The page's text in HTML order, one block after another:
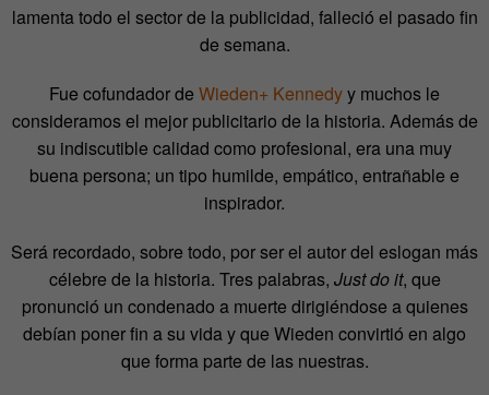
lamenta todo el sector de la publicidad, falleció el pasado fin
de semana.
Fue cofundador de Wieden+ Kennedyy muchos le
consideramos el mejor publicitario de la historia. Además de
su indiscutible calidad como profesional, era una muy
buena persona; un tipo humilde, empático, entrañable e
inspirador.
Será recordado, sobre todo, por ser el autor del eslogan más
célebre de la historia. Tres palabras, Just do it, que
pronunció un condenado a muerte dirigiéndose a quienes
debían poner fin a su vida y que Wieden convirtió en algo
que forma parte de las nuestras.